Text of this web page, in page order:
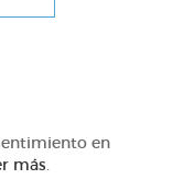
DOCS (3)
en
más.